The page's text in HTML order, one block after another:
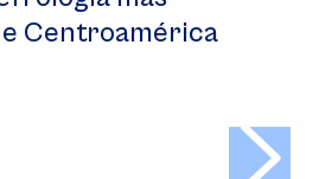
Centroamérica